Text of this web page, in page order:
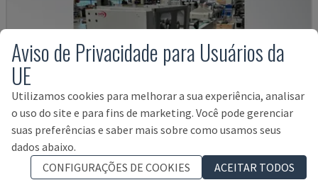
Aviso de Privacidade para Usuários da
UE
Utilizamos cookies para melhorar a sua experiência, analisar
o uso do site e para fins de marketing. Você pode gerenciar
suas preferências e saber mais sobre como usamos seus
dados abaixo.
CONFIGURAÇÕES DE COOKIES
ACEITAR TODOS